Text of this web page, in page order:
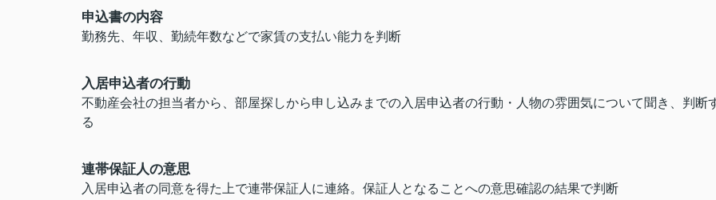
申込書の内容
勤務先、年収、勤続年数などで家賃の支払い能力を判断
入居申込者の行動
不動産会社の担当者から、部屋探しから申し込みまでの入居申込者の行動・人物の雰囲気について聞き、判断
る
連帯保証人の意思
入居申込者の同意を得た上で連帯保証人に連絡。保証人となることへの意思確認の結果で判断